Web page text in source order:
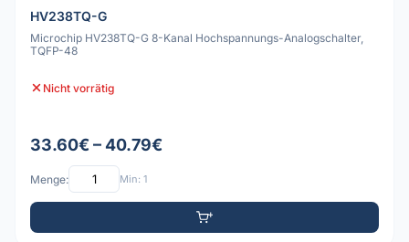
HV238TQ-G
Microchip HV238TQ-G 8-Kanal Hochspannungs-Analogschalter,
TQFP-48
Nicht vorrätig
33.60€ – 40.79€
Menge: Min: 1